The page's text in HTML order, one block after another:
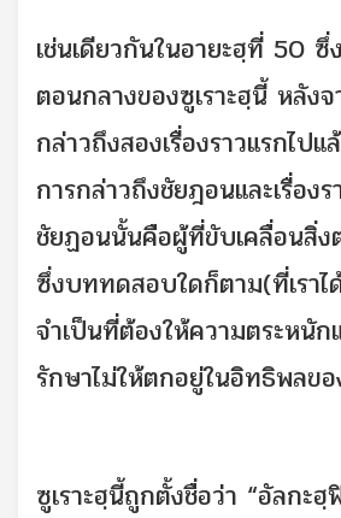
เช่นเดียวกันในอายะฮฺที่ 50 ซึ่
ตอนกลางของซูเราะฮฺนี้ หลัง
กล่าวถึงสองเรื่องราวแรกไป
การกล่าวถึงชัยฎอนและเรื่อง
ชัยฏอนนั้นคือผู้ที่ขับเคลื่อนสิ่ง
ซึ่งบททดสอบใดก็ตาม(ที่เรา
จำเป็นที่ต้องให้ความตระหนัก
รักษาไม่ให้ตกอยู่ในอิทธิพลข
ซูเราะฮฺนี้ถูกตั้งชื่อว่า “อัลกะฮฺ